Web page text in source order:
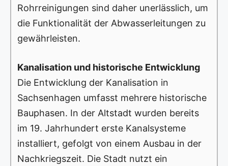
Rohrreinigungen sind daher unerlässlich, um
die Funktionalität der Abwasserleitungen zu
gewährleisten.
Kanalisation und historische Entwicklung
Die Entwicklung der Kanalisation in
Sachsenhagen umfasst mehrere historische
Bauphasen. In der Altstadt wurden bereits
im 19. Jahrhundert erste Kanalsysteme
installiert, gefolgt von einem Ausbau in der
Nachkriegszeit. Die Stadt nutzt ein